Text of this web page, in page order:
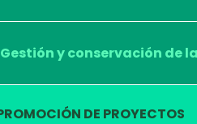
Gestión y conservación de
DE PROYECTOS